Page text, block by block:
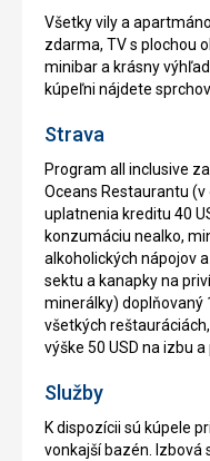
Všetky vily a
zdarma, TV s plochou
minibar a krásny
kúpeľni nájdete
Strava
Program all inclusive
Oceans Restaurantu
uplatnenia kreditu 40
konzumáciu nealko,
alkoholických nápojov
sektu a kanapky na
minerálky) doplňovaný
všetkých
výške 50 USD na izbu
Služby
K dispozícii sú kúpele
vonkajší bazén. Izbová